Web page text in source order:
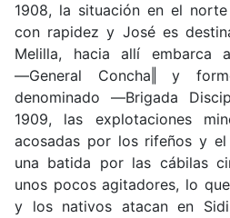
1908, la situación en el
con rapidez y José es
Melilla, hacia allí embarca
―General Concha‖ y
denominado ―Brigada
1909, las explotaciones
acosadas por los rifeños y el
una batida por las cábilas
unos pocos agitadores, lo
y los nativos atacan en